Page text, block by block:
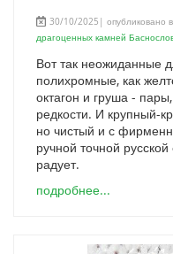
30/10/2025| опубликовано в
драгоценных камней
Вот так неожиданные
полихромные, как
октагон и груша -
редкости. И крупный-
но чистый и с
ручной точной
радует.
подробнее...